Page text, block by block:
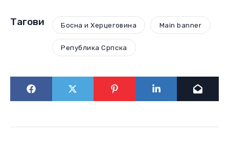
компанију отворено утјеривао у лаж и називао је
правим именом.
Република Српска